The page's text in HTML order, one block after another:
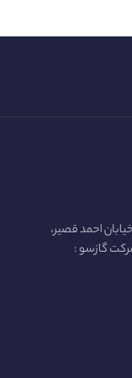
احمد قصیر،